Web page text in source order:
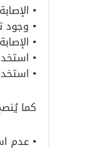
•
• وجود
•
•
•
كما
• عدم